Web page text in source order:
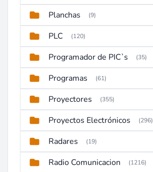
Planchas (9)
PLC (120)
Programador de PIC`s (35)
Programas (61)
Proyectores (355)
Proyectos Electrónicos (296)
Radares (19)
Radio Comunicacion (1216)